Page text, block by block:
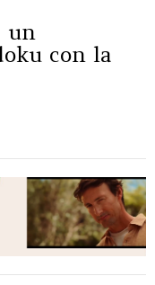
un
con la